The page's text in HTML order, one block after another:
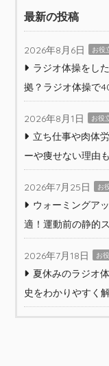
最新の投稿
2026年8月6日 お役
ラジオ体操をし
拠？ラジオ体操で
2026年8月1日 お役
立ち仕事や肉体
ーや痩せない理由
2026年7月25日 お
ウォーミングア
適！運動前の静的
2026年7月18日 お
夏休みのラジオ
史をわかりやすく